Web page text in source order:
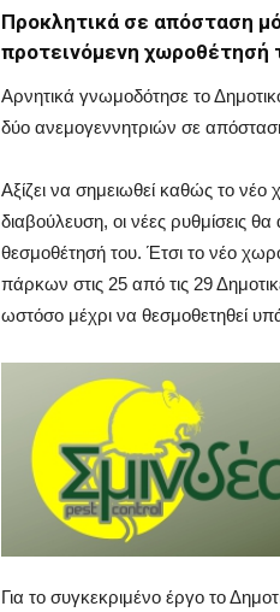
Προκλητικά σε απόσταση
προτεινόμενη χωροθέτησή
Αρνητικά γνωμοδότησε το
δύο ανεμογεννητριών σε
Αξίζει να σημειωθεί καθώς το νέο
διαβούλευση, οι νέες ρυθμίσεις
θεσμοθέτησή του. Έτσι το νέο
πάρκων στις 25 από τις 29
ωστόσο μέχρι να θεσμοθετηθεί
Για το συγκεκριμένο έργο το